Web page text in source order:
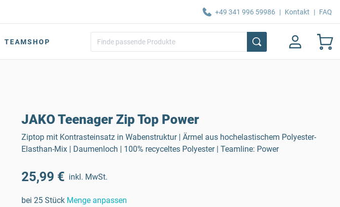
+49 341 996 59986 | Kontakt | FAQ
TEAMSHOP
JAKO Teenager Zip Top Power
Ziptop mit Kontrasteinsatz in Wabenstruktur | Ärmel aus hochelastischem Polyester-
Elasthan-Mix | Daumenloch | 100% recyceltes Polyester | Teamline: Power
25,99 € inkl. MwSt.
bei 25 Stück Menge anpassen